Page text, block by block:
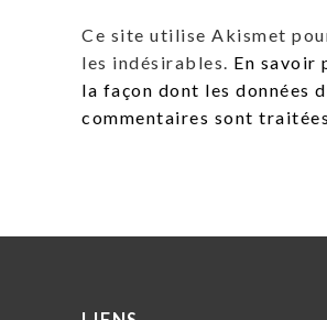
Ce site utilise Akismet
les indésirables. En savoir
la façon dont les données
commentaires sont traitées